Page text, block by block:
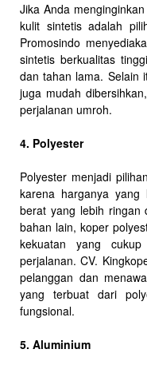
Jika Anda
kulit sintetis adalah
Promosindo
sintetis berkualitas
dan tahan lama. Selain
juga mudah
perjalanan umroh.
4. Polyester
Polyester menjadi
karena harganya yang
berat yang lebih ringan
bahan lain, koper
kekuatan yang
perjalanan. CV.
pelanggan dan
yang terbuat dari
fungsional.
5. Aluminium